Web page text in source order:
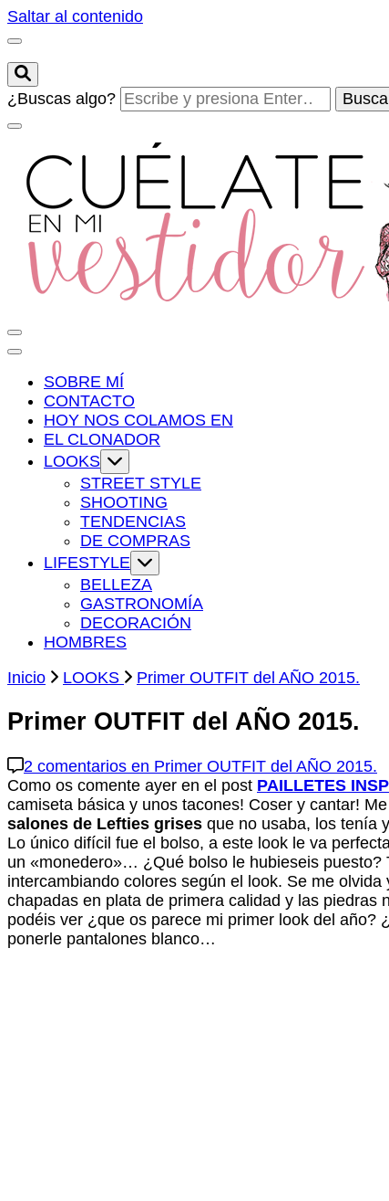
Saltar al contenido
¿Buscas algo?
Cuélate en mi vestidor
SOBRE MÍ
CONTACTO
HOY NOS COLAMOS EN
EL CLONADOR
LOOKS
STREET STYLE
SHOOTING
TENDENCIAS
DE COMPRAS
LIFESTYLE
BELLEZA
GASTRONOMÍA
DECORACIÓN
HOMBRES
Inicio
LOOKS Primer OUTFIT del AÑO 2015.
Primer OUTFIT del AÑO 2015.
2 comentarios en Primer OUTFIT del AÑO 2015.
Como os comente ayer en el post PAILLETES
camiseta básica y unos tacones! Coser y cantar!
salones de Lefties grises que no usaba, los tenía
Lo único difícil fue el bolso, a este look le va
un «monedero»… ¿Qué bolso le hubieseis puesto?
intercambiando colores según el look. Se me
chapadas en plata de primera calidad y las
podéis ver ¿que os parece mi primer look del año?
ponerle pantalones blanco…